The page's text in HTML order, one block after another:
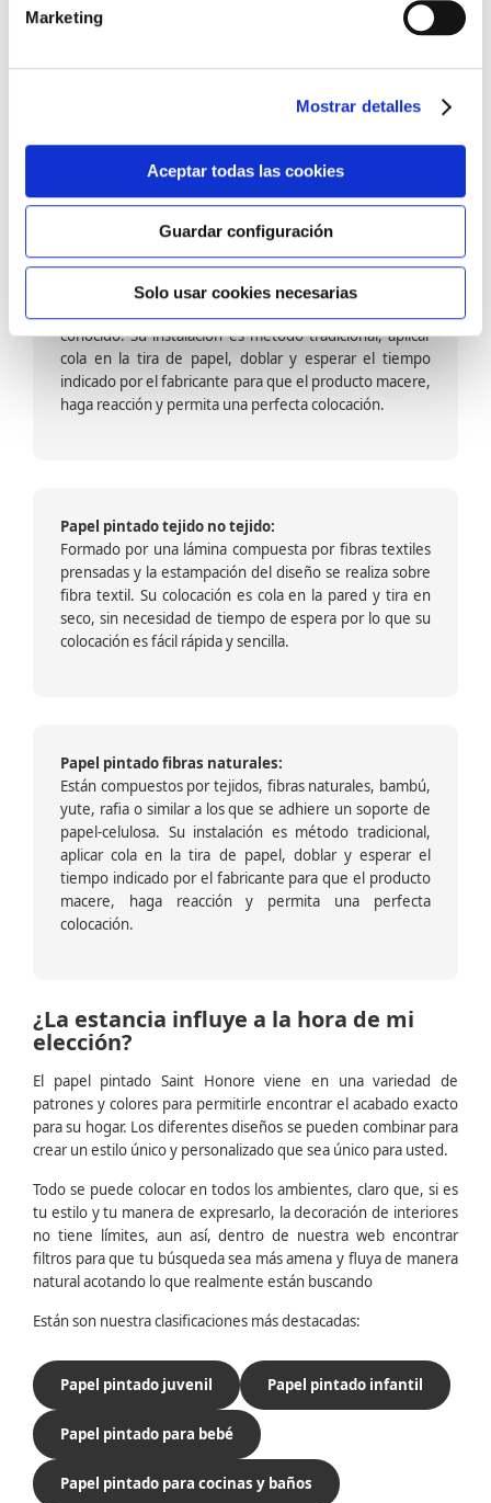
Marketing
Mostrar detalles
Aceptar todas las cookies
Guardar configuración
Solo usar cookies necesarias
barniz multiadherente en base agua. En zonas de
fuegos, se recomienda proteger con placas, silestone,
dado que el frotar en exceso dañaría el papel. Su
colocación es cola en la pared y tira en seco, sin
colocación es fácil rápida y sencilla.
Papel pintado calidad papel:
Formado por una capa de papel sobre un soporte de
conocido. Su instalación es método tradicional, aplicar
cola en la tira de papel, doblar y esperar el tiempo
indicado por el fabricante para que el producto macere,
haga reacción y permita una perfecta colocación.
Papel pintado tejido no tejido:
Formado por una lámina compuesta por fibras textiles
prensadas y la estampación del diseño se realiza sobre
fibra textil. Su colocación es cola en la pared y tira en
seco, sin necesidad de tiempo de espera por lo que su
colocación es fácil rápida y sencilla.
Papel pintado fibras naturales:
Están compuestos por tejidos, fibras naturales, bambú,
yute, rafia o similar a los que se adhiere un soporte de
papel-celulosa. Su instalación es método tradicional,
aplicar cola en la tira de papel, doblar y esperar el
tiempo indicado por el fabricante para que el producto
macere, haga reacción y permita una perfecta
colocación.
¿La estancia influye a la hora de mi
elección?
El papel pintado Saint Honore viene en una variedad de
patrones y colores para permitirle encontrar el acabado exacto
para su hogar. Los diferentes diseños se pueden combinar para
crear un estilo único y personalizado que sea único para usted.
Todo se puede colocar en todos los ambientes, claro que, si es
tu estilo y tu manera de expresarlo, la decoración de interiores
no tiene límites, aun así, dentro de nuestra web encontrar
filtros para que tu búsqueda sea más amena y fluya de manera
natural acotando lo que realmente están buscando
Están son nuestra clasificaciones más destacadas:
Papel pintado juvenil Papel pintado infantil
Papel pintado para bebé
Papel pintado para cocinas y baños